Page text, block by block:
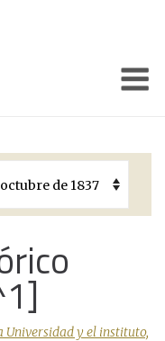
Universidad y el instituto,